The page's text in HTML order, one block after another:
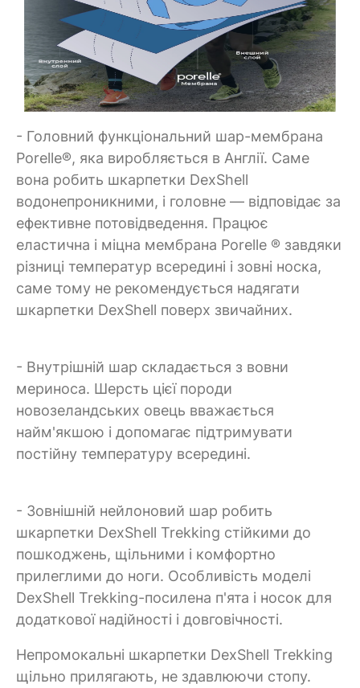
- Головний функціональний шар-мембрана
Porelle®, яка виробляється в Англії. Саме
вона робить шкарпетки DexShell
водонепроникними, і головне — відповідає за
ефективне потовідведення. Працює
еластична і міцна мембрана Porelle ® завдяки
різниці температур всередині і зовні носка,
саме тому не рекомендується надягати
шкарпетки DexShell поверх звичайних.
- Внутрішній шар складається з вовни
мериноса. Шерсть цієї породи
новозеландських овець вважається
найм'якшою і допомагає підтримувати
постійну температуру всередині.
- Зовнішній нейлоновий шар робить
шкарпетки DexShell Trekking стійкими до
пошкоджень, щільними і комфортно
прилеглими до ноги. Особливість моделі
DexShell Trekking-посилена п'ята і носок для
додаткової надійності і довговічності.
Непромокальні шкарпетки DexShell Trekking
щільно прилягають, не здавлюючи стопу.